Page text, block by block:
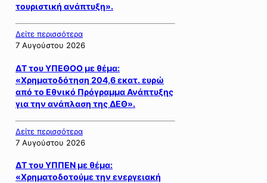
τουριστική ανάπτυξη».
Δείτε περισσότερα
7 Αυγούστου 2026
ΔΤ του ΥΠΕΘΟΟ με θέμα:
«Χρηματοδότηση 204,6 εκατ. ευρώ
από το Εθνικό Πρόγραμμα Ανάπτυξης
για την ανάπλαση της ΔΕΘ».
Δείτε περισσότερα
7 Αυγούστου 2026
ΔΤ του ΥΠΠΕΝ με θέμα:
«Χρηματοδοτούμε την ενεργειακή